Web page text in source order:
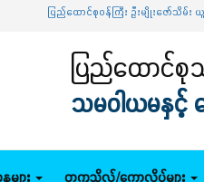
ပြည်ထောင်စုဝန်ကြီး ဦးမျိုးဇော်သိမ်း ယူရီး
ပြည်ထောင်စု
သမဝါယမနှင့်
များ တက္ကသိုလ်/ကောလိပ်များ